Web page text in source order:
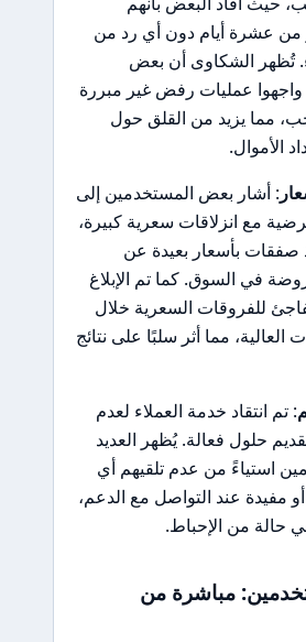
من عشرة أيام دون أي رد من
تُظهر الشكاوى أن بعض
عمليات رفض غير مبررة
مما يزيد من القلق حول
الأموال.
: أشار بعض المستخدمين إلى
مع انزلاقات سعرية كبيرة،
صفقات بأسعار بعيدة عن
في السوق. كما تم الإبلاغ
للفروقات السعرية خلال
العالية، مما أثر سلبًا على نتائج
: تم انتقاد خدمة العملاء لعدم
حلول فعالة. يُظهر العديد
استياءً من عدم تلقيهم أي
مفيدة عند التواصل مع الدعم،
حالة من الإحباط.
مباشرة من